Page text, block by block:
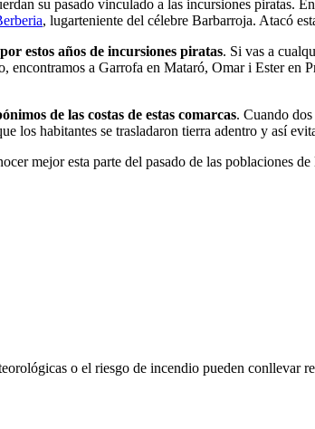
su pasado vinculado a las incursiones piratas.
, lugarteniente del célebre Barbarroja. Atacó
estos años de incursiones piratas. Si vas a
encontramos a Garrofa en Mataró, Omar i Ester
de las costas de estas comarcas. Cuando
los habitantes se trasladaron tierra adentro y así
mejor esta parte del pasado de las poblaciones
o el riesgo de incendio pueden conllevar